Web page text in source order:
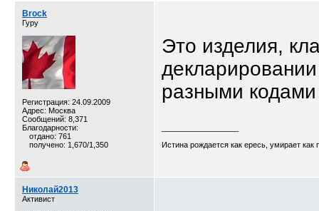
Brock
Гуру
Регистрация: 24.09.2009
Адрес: Москва
Сообщений: 8,371
Благодарности:
отдано: 761
получено: 1,670/1,350
Это изделия,
разными кодами
Истина рождается как ересь, умирает как
Николай2013
Активист